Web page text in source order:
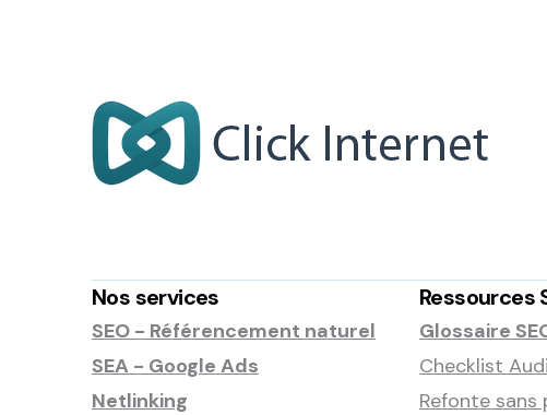
Nos services
SEO - Référencement naturel
SEA - Google Ads
Netlinking
Ressources
Glossaire
Checklist
Refonte